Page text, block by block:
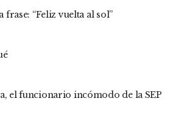
frase: “Feliz vuelta al sol”
el funcionario incómodo de la SEP